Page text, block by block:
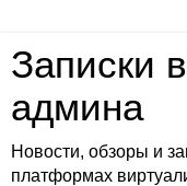
Записки
админа
Новости, обзоры и
платформах